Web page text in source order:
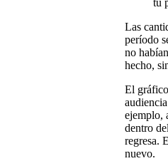
tu
Las
período
no
hecho,
El gráfico
ejemplo,
dentro
regresa.
nuevo.